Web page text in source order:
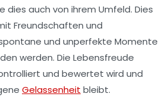
dies auch von ihrem Umfeld. Dies
Freundschaften und
und unperfekte Momente
werden. Die Lebensfreude
und bewertet wird und
Gelassenheit bleibt.